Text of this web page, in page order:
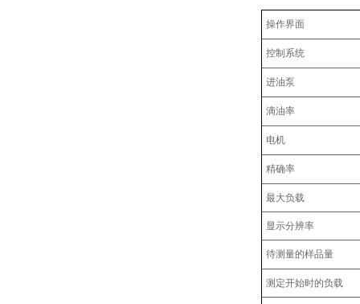
操作界面
控制系统
进油泵
滴油率
电机
精确率
最大负载
显示分辨率
待测量的样品量
测定开始时的负载